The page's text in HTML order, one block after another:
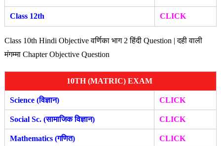
Class 12th CLICK
Class 10th Hindi Objective वर्णिका भाग 2 हिंदी Question | दही वाली
मंगम्मा Chapter Objective Question
10TH (MATRIC) EXAM
Science (विज्ञान) CLICK
Social Sc. (सामाजिक विज्ञान) CLICK
Mathematics (गणित) CLICK